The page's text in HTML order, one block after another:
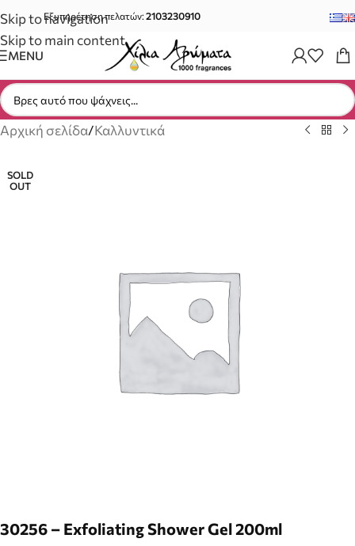
Skip to navigation
Skip to main content
Εξυπηρέτηση πελατών:2103230910
MENU
Αρχική σελίδα/Καλλυντικά
SOLD
OUT
30256 – Exfoliating Shower Gel 200ml